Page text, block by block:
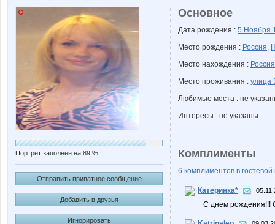
Портрет заполнен на 89 %
Отправить приватное сообщение
Добавить в друзья
Игнорировать
Основное
Дата рождения : 5 Ноября
Место рождения : Россия,
Место нахождения : Россия
Место проживания : улица
Любимые места : не
Интересы : не указаны
Комплименты
6 комплиментов в гостевой
Катеринка*
С днем рождения!!!